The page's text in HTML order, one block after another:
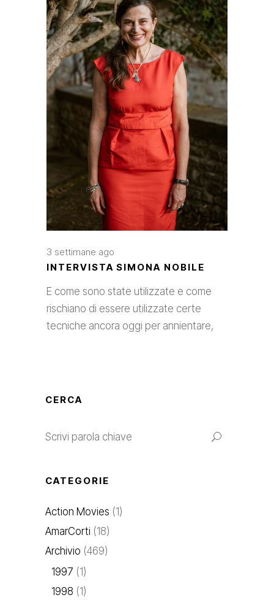
3 settimane ago
INTERVISTA SIMONA NOBILE
E come sono state utilizzate e come
rischiano di essere utilizzate certe
tecniche ancora oggi per annientare,
CERCA
CATEGORIE
Action Movies (1)
AmarCorti (18)
Archivio (469)
1997 (1)
1998 (1)